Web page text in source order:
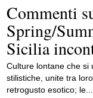
Commenti
Spring/
Sicilia
Culture lontane che si
stilistiche, unite tra
retrogusto esotico; le...